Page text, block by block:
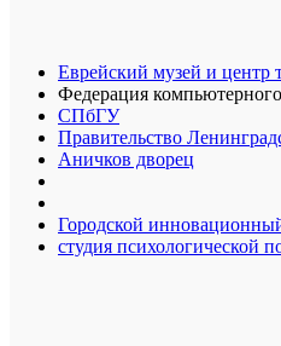
Еврейский музей и центр
Федерация
СПбГУ
Правительство
Аничков дворец
Городской
студия психологической